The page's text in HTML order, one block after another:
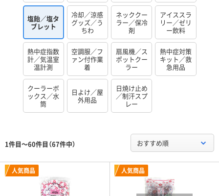
塩飴／塩タ
ブレット
冷却／涼感
グッズ／う
ちわ
ネッククー
ラー／保冷
剤
アイススラ
リー／ゼリ
ー飲料
熱中症指数
計／気温室
温計測
空調服／フ
ァン付作業
着
扇風機／ス
ポットクー
ラー
熱中症対策
キット／救
急用品
クーラーボ
ックス／水
筒
日よけ／屋
外用品
日焼け止め
／制汗スプ
レー
1件目～60件目（67件中） おすすめ順
人気商品 人気商品